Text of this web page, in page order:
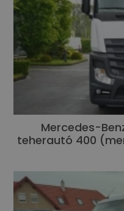
Mercedes-
teherautó 400